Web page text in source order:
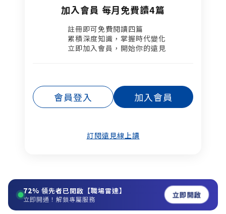
加入會員 每月免費讀4篇
註冊即可免費閱讀四篇​
累積深度知識，掌握時代變化​
立即加入會員，開始你的遠見
會員登入 加入會員
訂閱遠見線上讀
72% 領先者已開啟【職場雷達】
立即開通！解鎖專屬服務 立即開啟